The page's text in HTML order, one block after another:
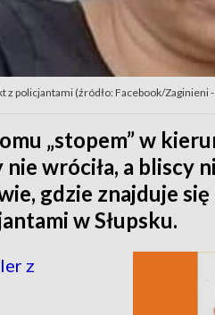
z policjantami (źródło: Facebook/Zaginieni
„stopem” w
wróciła, a bliscy
gdzie znajduje
w Słupsku.
z